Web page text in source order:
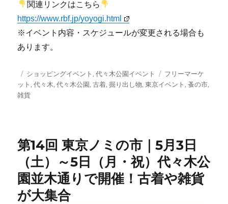
関連リンクはこちら
https://www.rbf.jp/yoyogi.html
※イベント内容・スケジュールが変更される場合も
あります。
投
稿
日:
カ
テ
ゴ
ショッピングイベント ,代々木公園イベント
タ
グ
フリーマーケ
ット ,代々木,代々木公園,古着,掘り出し物,東京イベント ,蚤の市,
雑貨
第14回 東京ノミの市｜5月3日
（土）～5日（月・祝）代々木公
園並木通りで開催！古着や雑貨
が大集合